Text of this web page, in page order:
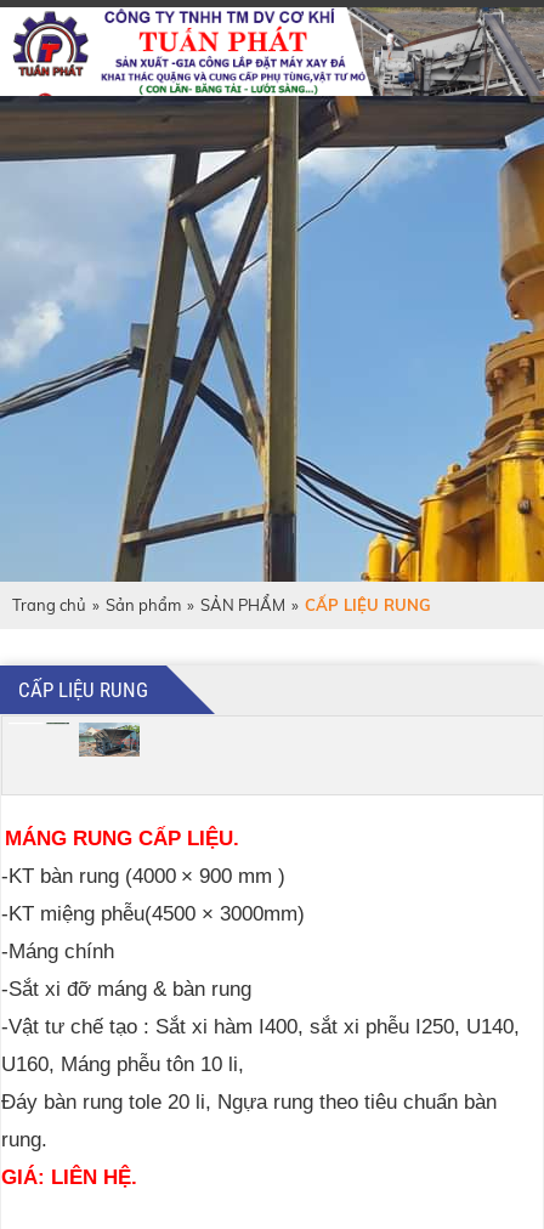
Trang chủ » Sản phẩm » SẢN PHẨM » CẤP LIỆU RUNG
CẤP LIỆU RUNG
MÁNG RUNG CẤP LIỆU.
-KT bàn rung (4000 × 900 mm )
-KT miệng phễu(4500 × 3000mm)
-Máng chính
-Sắt xi đỡ máng & bàn rung
-Vật tư chế tạo : Sắt xi hàm I400, sắt xi phễu I250, U140,
U160, Máng phễu tôn 10 li,
Đáy bàn rung tole 20 li, Ngựa rung theo tiêu chuẩn bàn
rung.
GIÁ: LIÊN HỆ.